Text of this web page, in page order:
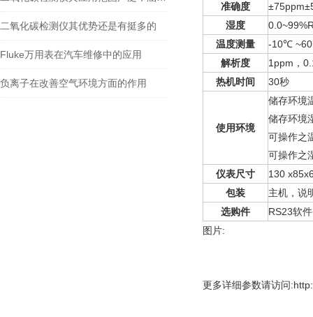
二氧化碳检测仪其优势还是有挺多的
Fluke万用表在汽车维修中的应用
负离子在改善空气环境方面的作用
准确度
湿度
温度测量
-10℃
解析度
1ppm ，
热机时间
30秒
使用环境
储存环境
储存环境
可操作之
可操作之
仪表尺寸
130
包装
主机，说
选购件
RS23软件
图片:
更多详细参数请访问